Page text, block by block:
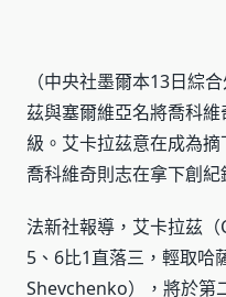
（中央社墨爾本13日綜
茲與塞爾維亞名將喬科
級。艾卡拉茲意在成為
喬科維奇則志在拿下創
法新社報導，艾卡拉茲
5、6比1直落三，輕取哈
Shevchenko），將於第